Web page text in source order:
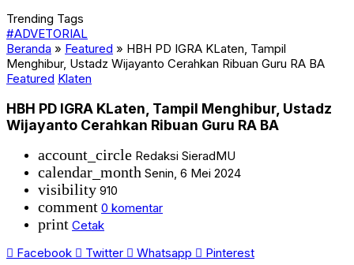
Trending Tags
#ADVETORIAL
Beranda » Featured » HBH PD IGRA KLaten, Tampil
Menghibur, Ustadz Wijayanto Cerahkan Ribuan Guru RA BA
Featured Klaten
HBH PD IGRA KLaten, Tampil Menghibur, Ustadz
Wijayanto Cerahkan Ribuan Guru RA BA
account_circle Redaksi SieradMU
calendar_month Senin, 6 Mei 2024
visibility 910
comment 0 komentar
print Cetak
Facebook
Twitter Whatsapp Pinterest